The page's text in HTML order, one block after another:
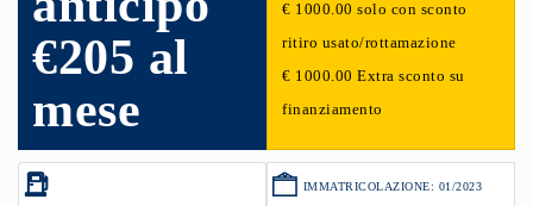
€205 al
mese
€ 1000.00 solo con sconto
ritiro usato/rottamazione
€ 1000.00 Extra sconto su
finanziamento
IMMATRICOLAZIONE: 01/2023